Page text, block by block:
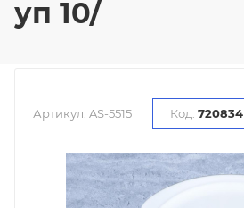
уп 10/
Артикул: AS-5515 Код: 720834